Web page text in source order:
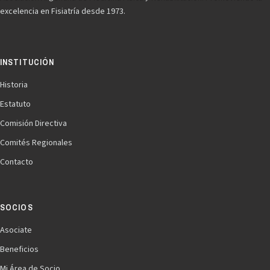
excelencia en Fisiatría desde 1973.
INSTITUCIÓN
Historia
Estatuto
Comisión Directiva
Comités Regionales
Contacto
SOCIOS
Asociate
Beneficios